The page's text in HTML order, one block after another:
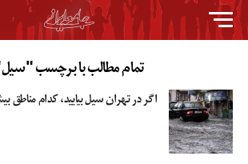
تمام مطالب با برچسب
اگر در تهران سیل بیایید، کدام